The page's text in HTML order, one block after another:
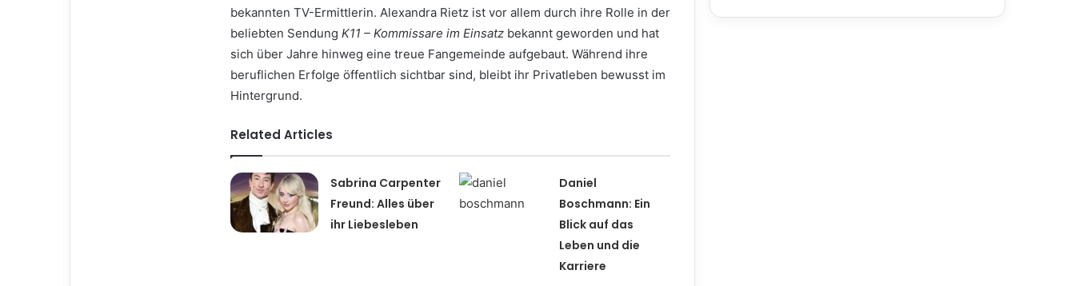
bekannten TV-Ermittlerin. Alexandra Rietz ist vor allem durch ihre Rolle in der
beliebten Sendung K11 – Kommissare im Einsatz bekannt geworden und hat
sich über Jahre hinweg eine treue Fangemeinde aufgebaut. Während ihre
beruflichen Erfolge öffentlich sichtbar sind, bleibt ihr Privatleben bewusst im
Hintergrund.
Related Articles
Sabrina Carpenter
Freund: Alles über
ihr Liebesleben
Daniel
Boschmann: Ein
Blick auf das
Leben und die
Karriere